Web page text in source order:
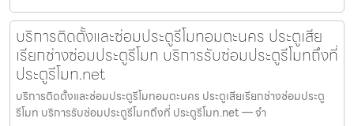
บริการติดตั้งและซ่อมประตูรีโมทอมตะนคร ประตูเสีย
เรียกช่างซ่อมประตูรีโมท บริการรับซ่อมประตูรีโมทถึงที่
ประตูรีโมท.net
บริการติดตั้งและซ่อมประตูรีโมทอมตะนคร ประตูเสียเรียกช่างซ่อมประตู
รีโมท บริการรับซ่อมประตูรีโมทถึงที่ ประตูรีโมท.net — จำ